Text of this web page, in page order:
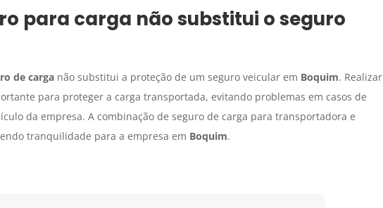
para carga não substitui o seguro
de carganão substitui a proteção de um seguro veicular em Boquim. Realizar
para proteger a carga transportada, evitando problemas em casos de
da empresa. A combinação de seguro de carga para transportadora e
tranquilidade para a empresa em Boquim.